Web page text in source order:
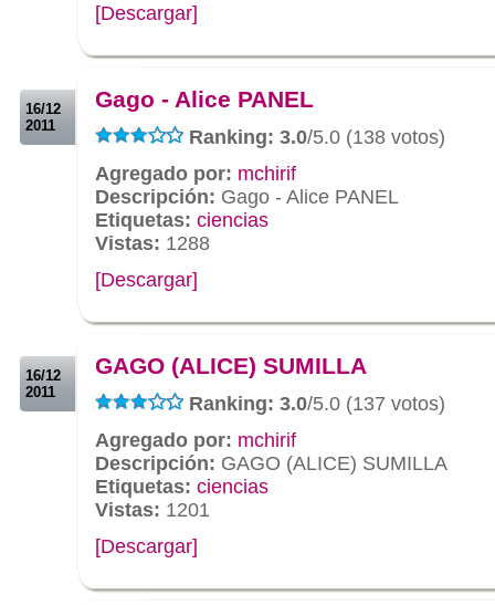
[Descargar]
16/12
2011
Gago - Alice PANEL
Ranking: 3.0/5.0 (138 votos)
Agregado por: mchirif
Descripción: Gago - Alice PANEL
Etiquetas: ciencias
Vistas: 1288
[Descargar]
16/12
2011
GAGO (ALICE) SUMILLA
Ranking: 3.0/5.0 (137 votos)
Agregado por: mchirif
Descripción: GAGO (ALICE) SUMILLA
Etiquetas: ciencias
Vistas: 1201
[Descargar]